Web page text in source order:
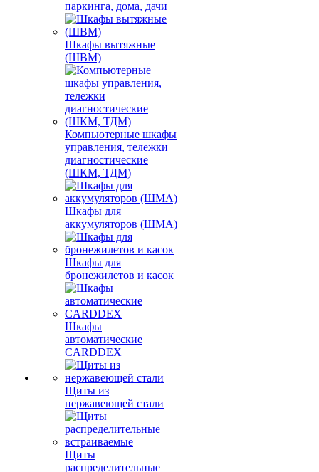
паркинга, дома, дачи
Шкафы вытяжные
(ШВМ)
Компьютерные шкафы
управления, тележки
диагностические
(ШКМ, ТДМ)
Шкафы для
аккумуляторов (ШМА)
Шкафы для
бронежилетов и касок
Шкафы
автоматические
CARDDEX
Щиты из
нержавеющей стали
Щиты
распределительные